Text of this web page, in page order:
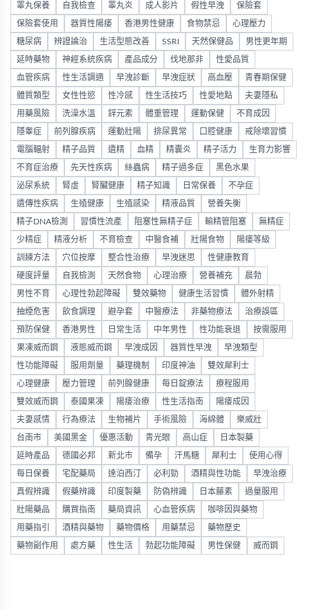
睪丸保養 自我檢查 睪丸炎 成人影片 假性早洩 保險套
保險套使用 器質性陽痿 香港男性健康 食物禁忌 心理壓力
糖尿病 辨證論治 生活型態改善 SSRI 天然保健品 男性更年期
延時藥物 神經系統疾病 產品成分 伐地那非 性愛品質
血管疾病 性生活調適 早洩診斷 早洩症狀 高血壓 青春期保健
體質類型 女性性慾 性冷感 性生活技巧 性愛地點 夫妻隱私
用藥風險 洗澡水溫 鋅元素 體重管理 運動保健 不育成因
隱睾症 前列腺疾病 運動壯陽 排尿異常 口腔健康 戒除壞習慣
電腦輻射 精子品質 遺精 血精 精囊炎 精子活力 生育力影響
不育症治療 先天性疾病 絲蟲病 精子過多症 黑色水果
泌尿系統 腎虛 腎臟健康 精子知識 日常保養 不孕症
遺傳性疾病 生殖健康 生殖感染 精液品質 營養失衡
精子DNA檢測 習慣性流產 阻塞性無精子症 輸精管阻塞 無精症
少精症 精液分析 不育檢查 中醫食補 壯陽食物 陽痿等級
訓練方法 穴位按摩 整合性治療 早洩迷思 性健康教育
硬度評量 自我檢測 天然食物 心理治療 營養補充 晨勃
男性不育 心理性勃起障礙 雙效藥物 健康生活習慣 體外射精
抽煙危害 飲食調理 避孕套 中醫療法 非藥物療法 治療誤區
預防保健 香港男性 日常生活 中年男性 性功能衰退 按需服用
果凍威而鋼 液態威而鋼 早洩成因 器質性早洩 早洩類型
性功能障礙 服用劑量 藥理機制 印度神油 雙效犀利士
心理健康 壓力管理 前列腺健康 每日錠療法 療程服用
雙效威而鋼 泰國果凍 陽痿治療 性生活指南 陽痿成因
夫妻感情 行為療法 生物補片 手術風險 海綿體 樂威壯
台南市 美國黑金 優惠活動 青光眼 高山症 日本製藥
延時產品 德國必邦 新北市 備孕 汗馬糖 犀利士 使用心得
每日保養 宅配藥局 達泊西汀 必利勁 酒精與性功能 早洩治療
真假辨識 假藥辨識 印度製藥 防偽辨識 日本藤素 過量服用
壯陽藥品 購買指南 藥局資訊 心血管疾病 咖啡因與藥物
用藥指引 酒精與藥物 藥物價格 用藥禁忌 藥物歷史
藥物副作用 處方藥 性生活 勃起功能障礙 男性保健 威而鋼